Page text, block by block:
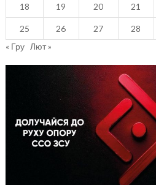
18 19 20 21
25 26 27 28
« Гру Лют »